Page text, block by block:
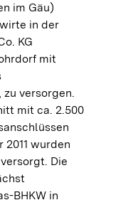
im Gäu)
in der
KG
mit
versorgen.
mit ca. 2.500
wurden
Die
BHKW in